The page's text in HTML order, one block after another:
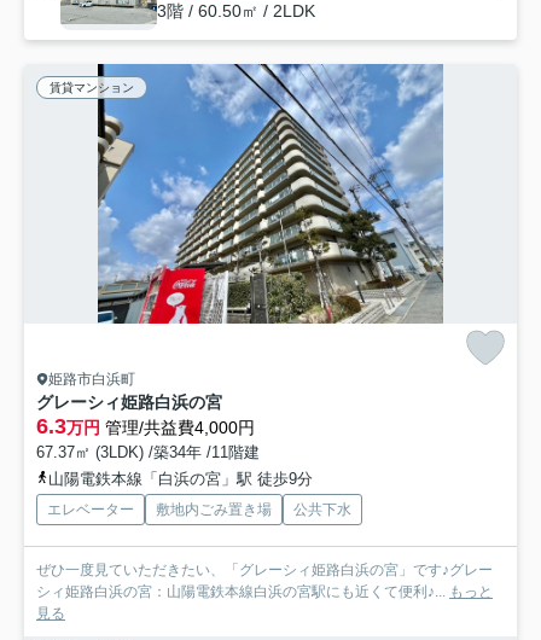
3階 / 60.50㎡ / 2LDK
賃貸マンション
姫路市白浜町
グレーシィ姫路白浜の宮
6.3万円 管理/共益費4,000円
67.37㎡ (3LDK) /築34年 /11階建
山陽電鉄本線「白浜の宮」駅 徒歩9分
エレベーター 敷地内ごみ置き場 公共下水
ぜひ一度見ていただきたい、「グレーシィ姫路白浜の宮」です♪グレー
シィ姫路白浜の宮：山陽電鉄本線白浜の宮駅にも近くて便利♪... もっと
見る